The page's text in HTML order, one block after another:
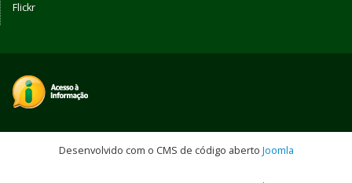
Flickr
Desenvolvido com o CMS de código aberto Joomla